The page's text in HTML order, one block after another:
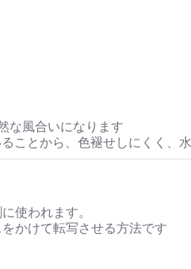
▶︎求めない惑星 [小説/絵
第2作品の章: “刺すよ
日本語版: https://
英語版: https://
な風合いになります
ことから、色褪せしにくく、
使われます。
かけて転写させる方法です